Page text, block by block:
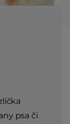
psa či